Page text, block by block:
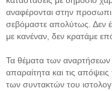
αναφέρονται στην
σεβόμαστε απολύτως. Δεν
με κανέναν, δεν κρατάμε
Τα θέματα των αναρτήσεων
απαραίτητα και τις απόψεις
των συντακτών του